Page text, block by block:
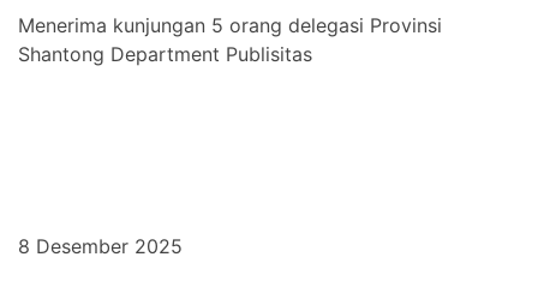
Menerima kunjungan 5 orang delegasi Provinsi
Shantong Department Publisitas
8 Desember 2025